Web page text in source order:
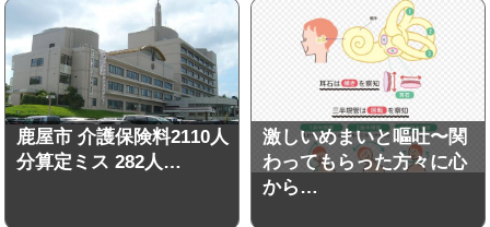
鹿屋市 介護保険料2110人
分算定ミス 282人…
激しいめまいと嘔吐〜関
わってもらった方々に心
から…